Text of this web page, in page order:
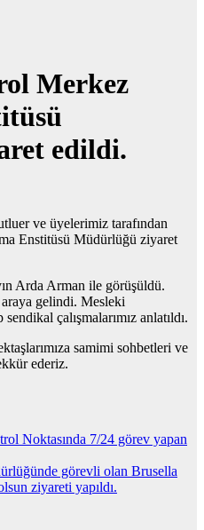
Merkez
edildi.
ve üyelerimiz tarafından
Enstitüsü Müdürlüğü ziyaret
Arda Arman ile görüşüldü.
araya gelindi. Mesleki
çalışmalarımız anlatıldı.
samimi sohbetleri ve
ederiz.
Noktasında 7/24 görev yapan
görevli olan Brusella
ziyareti yapıldı.